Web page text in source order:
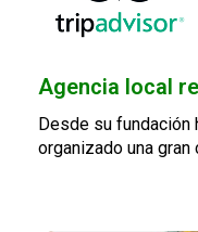
Agencia local
Desde su fundación
organizado una